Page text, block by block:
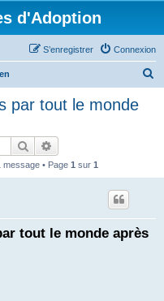
d'Adoption
Connexion
S’enregistrer
par tout le monde
Rechercher
message • Page 1 sur 1
tout le monde après